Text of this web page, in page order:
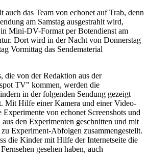
auch das Team von echonet auf Trab, denn
am Samstag ausgestrahlt wird,
in Mini-DV-Format per Botendienst am
Dort wird in der Nacht von Donnerstag
Vormittag das Sendematerial
die von der Redaktion aus der
TV" kommen, werden die
in der folgenden Sendung gezeigt
Mit Hilfe einer Kamera und einer Video-
von echonet Screenshots und
den Experimenten geschnitten und mit
Experiment-Abfolgen zusammengestellt.
die Kinder mit Hilfe der Internetseite die
gesehen haben, auch